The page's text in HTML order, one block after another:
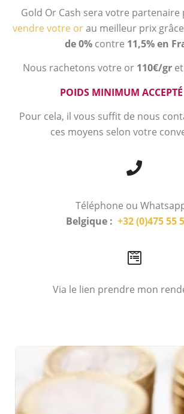
Gold Or Cash sera votre
vendre votre orau meilleur prix
de 0% contre 11,5% en
Nous rachetons votre or 110€/gr
POIDS MINIMUM
Pour cela, il vous suffit de nous
ces moyens selon votre
Téléphone ou
Belgique : +32 (0)475 55
Via le lien prendre mon